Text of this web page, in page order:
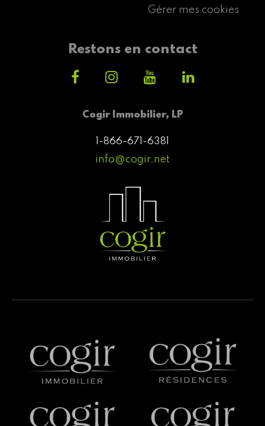
Cogir Immobilier, LP
1-866-671-6381
info@cogir.net
Gérer mes cookies
Restons en contact